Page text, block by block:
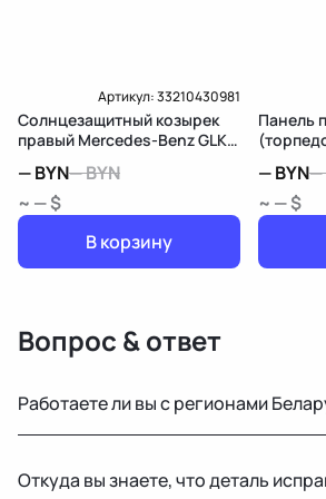
Артикул:33210430981
Солнцезащитный козырек
правый Mercedes-Benz GLK
—BYN—BYN
~ — $
В корзину
Панель
—BYN—
~ — $
Вопрос & ответ
Работаете ли вы с регионами
Беларусь удобными
Откуда вы знаете, что деталь